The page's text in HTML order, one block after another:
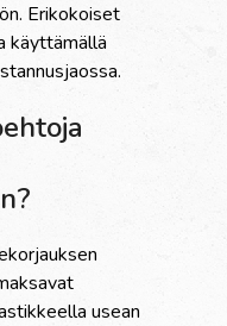
Erikokoiset
käyttämällä
usean